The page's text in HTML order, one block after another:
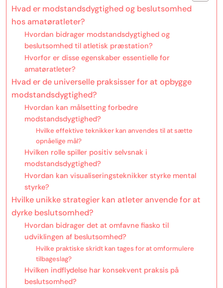
Hvad er modstandsdygtighed og beslutsomhed
hos amatøratleter?
Hvordan bidrager modstandsdygtighed og
beslutsomhed til atletisk præstation?
Hvorfor er disse egenskaber essentielle for
amatøratleter?
Hvad er de universelle praksisser for at opbygge
modstandsdygtighed?
Hvordan kan målsetting forbedre
modstandsdygtighed?
Hvilke effektive teknikker kan anvendes til at sætte
opnåelige mål?
Hvilken rolle spiller positiv selvsnak i
modstandsdygtighed?
Hvordan kan visualiseringsteknikker styrke mental
styrke?
Hvilke unikke strategier kan atleter anvende for at
dyrke beslutsomhed?
Hvordan bidrager det at omfavne fiasko til
udviklingen af beslutsomhed?
Hvilke praktiske skridt kan tages for at omformulere
tilbageslag?
Hvilken indflydelse har konsekvent praksis på
beslutsomhed?